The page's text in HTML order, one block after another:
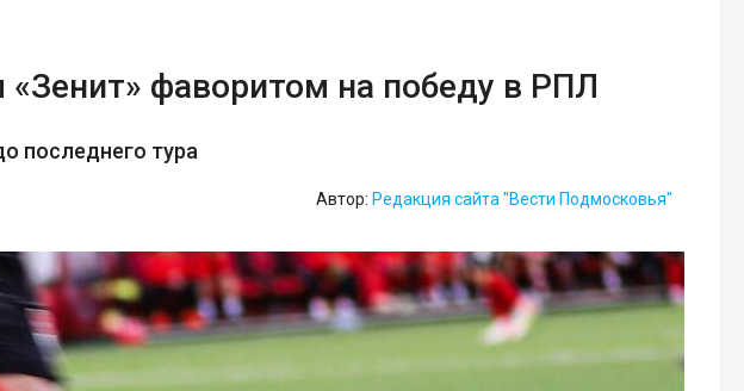
«Зенит» фаворитом на победу в РПЛ
последнего тура
Автор: Редакция сайта "Вести Подмосковья"